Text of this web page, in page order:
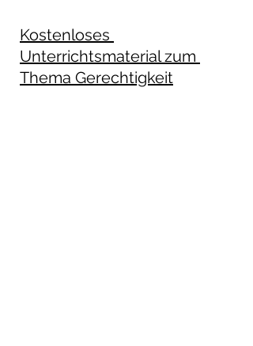
Kostenloses
Unterrichtsmaterial zum
Thema Gerechtigkeit